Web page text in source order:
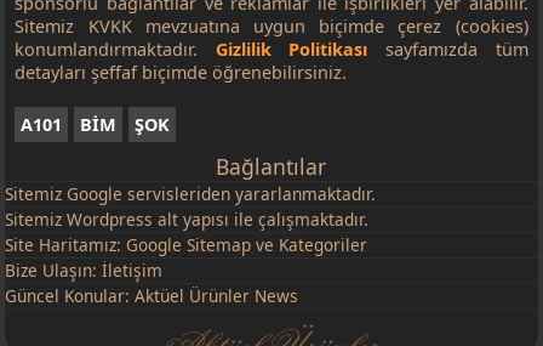
Sitemiz KVKK mevzuatına uygun biçimde çerez (cookies)
konumlandırmaktadır. Gizlilik Politikası sayfamızda tüm
detayları şeffaf biçimde öğrenebilirsiniz.
A101 BİM ŞOK
Bağlantılar
Sitemiz Google servisleriden yararlanmaktadır.
Sitemiz Wordpress alt yapısı ile çalışmaktadır.
Site Haritamız: Google Sitemap ve Kategoriler
Bize Ulaşın:İletişim
Güncel Konular:Aktüel Ürünler News